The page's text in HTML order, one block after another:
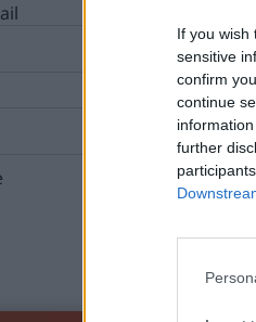
If you wish
sensitive
confirm
continue
further